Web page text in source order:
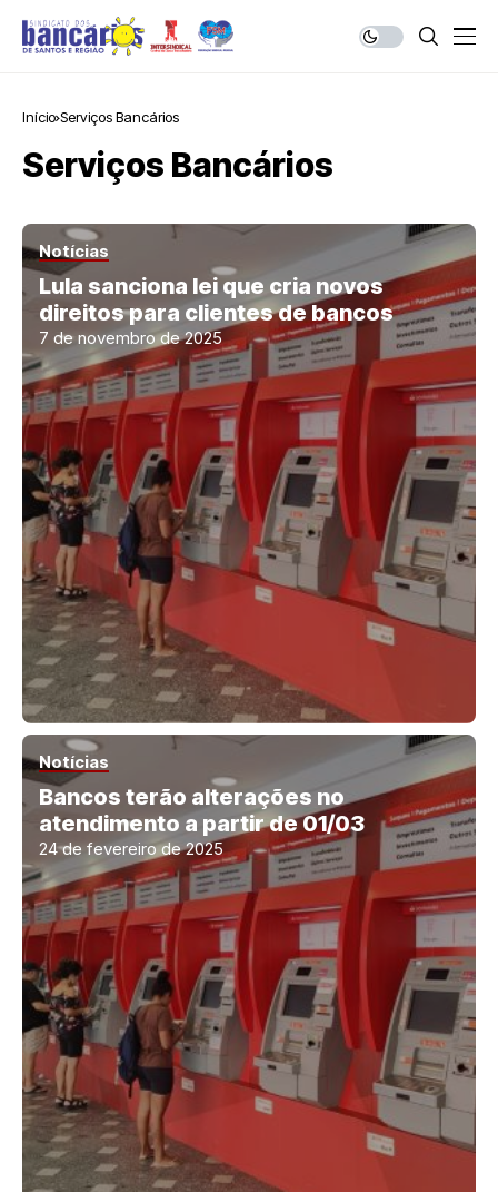
Início Serviços Bancários
Serviços Bancários
Notícias
Lula sanciona lei que cria novos
direitos para clientes de bancos
7 de novembro de 2025
Notícias
Bancos terão alterações no
atendimento a partir de 01/03
24 de fevereiro de 2025